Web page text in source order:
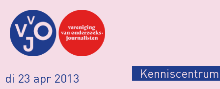
di 23 apr 2013 Kenniscentrum